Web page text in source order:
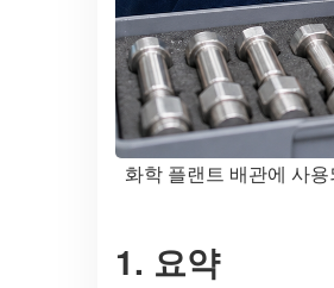
화학 플랜트 배관에 사
1. 요약